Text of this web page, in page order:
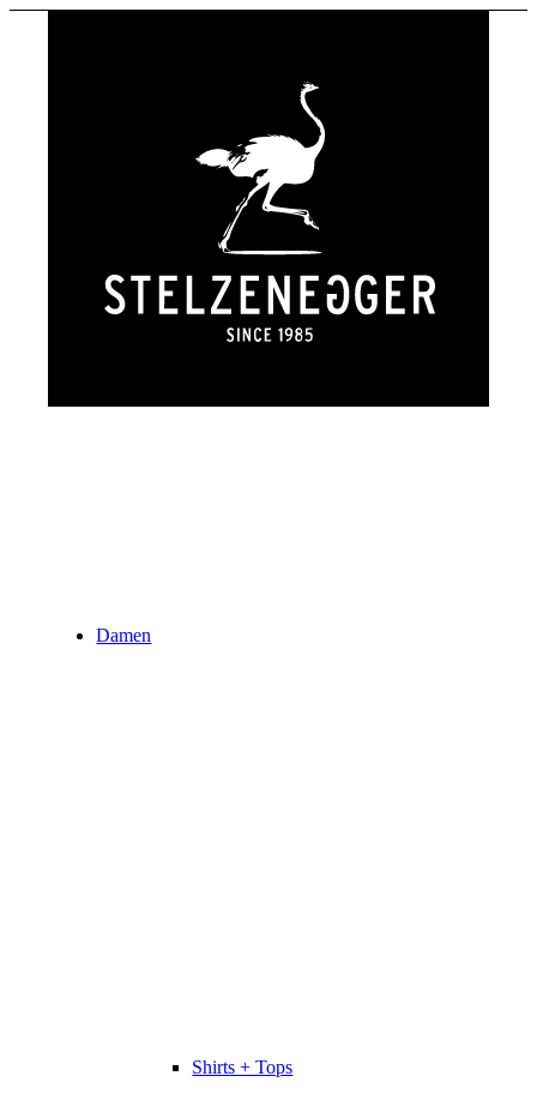
Damen
Shirts + Tops